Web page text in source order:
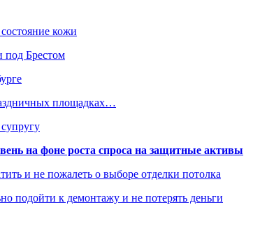
кожи
под Брестом
площадках…
на фоне роста спроса на защитные активы
и не пожалеть о выборе отделки потолка
подойти к демонтажу и не потерять деньги